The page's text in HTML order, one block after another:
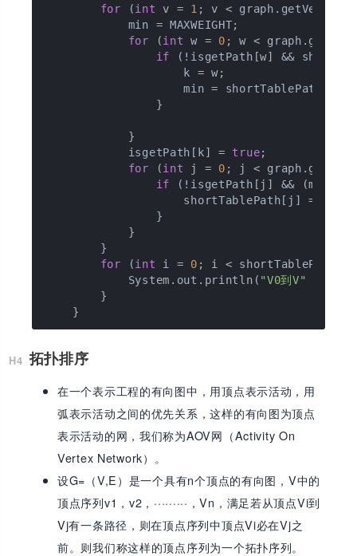
for (int v = 1 ; v <
            min = MAXWEIGHT;
for (int w = 0 ; w <
if (!isgetPath[w] &&
                    k = w;
                    min = shortTablePath[w];
                }
            }
            isgetPath[k] =
true;
for (int j = 0 ; j <
if (!isgetPath[j] && (min +
shortTablePath[j] = min
                }
            }
        }
for (int i = 0 ; i <
            System.out.println(
"V0到V"
        }
拓扑排序
在一个表示工程的有向图中，用顶点表示活动，用
弧表示活动之间的优先关系，这样的有向图为顶点
表示活动的网，我们称为AOV网（Activity On
Vertex Network）。
设G=（V,E）是一个具有n个顶点的有向图，V中的
顶点序列v1，v2，·········，Vn，满足若从顶点Vi到
Vj有一条路径，则在顶点序列中顶点Vi必在Vj之
前。则我们称这样的顶点序列为一个拓扑序列。